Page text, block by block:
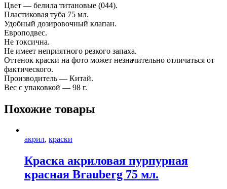
Цвет — белила титановые (044).
Пластиковая туба 75 мл.
Удобный дозировочный клапан.
Европодвес.
Не токсична.
Не имеет неприятного резкого запаха.
Оттенок краски на фото может незначительно отличаться от
фактического.
Производитель — Китай.
Вес с упаковкой — 98 г.
Похожие товары
акрил, краски
Краска акриловая пурпурная
красная Brauberg 75 мл.